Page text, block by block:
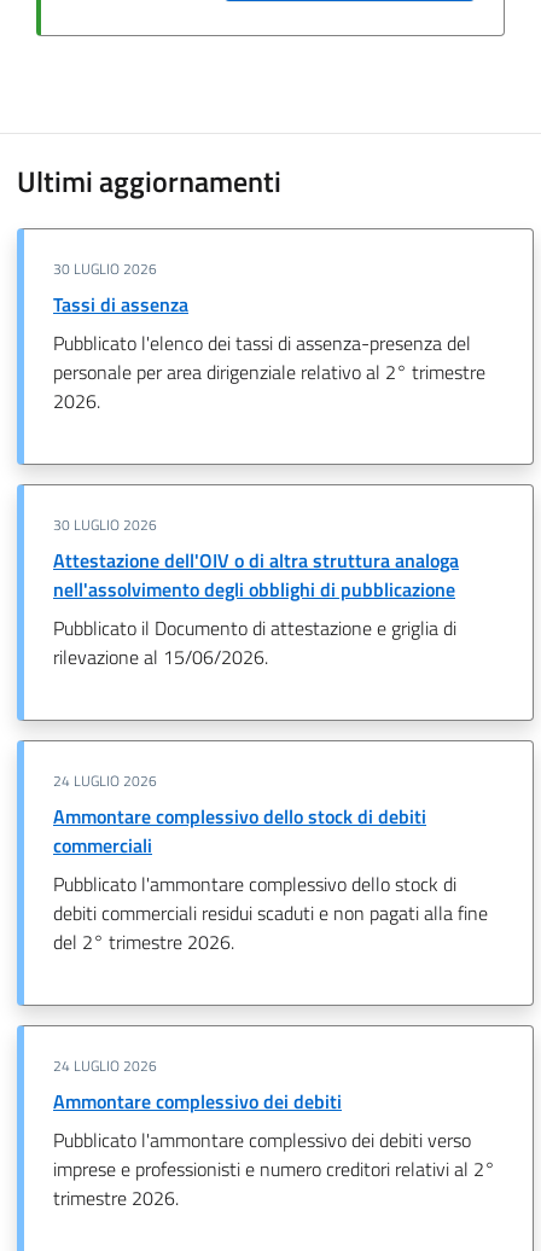
Ultimi aggiornamenti
30 LUGLIO 2026
Tassi di assenza
Pubblicato l'elenco dei tassi di assenza-presenza del
personale per area dirigenziale relativo al 2° trimestre
2026.
30 LUGLIO 2026
Attestazione dell'OIV o di altra struttura analoga
nell'assolvimento degli obblighi di pubblicazione
Pubblicato il Documento di attestazione e griglia di
rilevazione al 15/06/2026.
24 LUGLIO 2026
Ammontare complessivo dello stock di debiti
commerciali
Pubblicato l'ammontare complessivo dello stock di
debiti commerciali residui scaduti e non pagati alla fine
del 2° trimestre 2026.
24 LUGLIO 2026
Ammontare complessivo dei debiti
Pubblicato l'ammontare complessivo dei debiti verso
imprese e professionisti e numero creditori relativi al 2°
trimestre 2026.